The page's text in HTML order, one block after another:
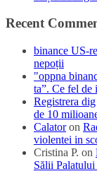
Recent
binance US-
nepoții
"oppna
ta”. Ce fel de
Registrera dig
de 10
Calatoron
violentei in
Cristina P. on
Sălii